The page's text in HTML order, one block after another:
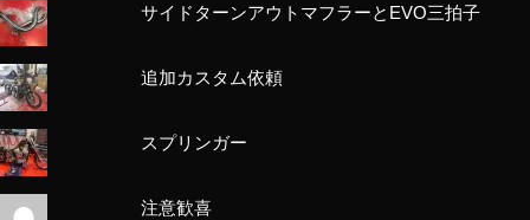
サイドターンアウトマフラーとEVO三拍子
追加カスタム依頼
スプリンガー
注意歓喜